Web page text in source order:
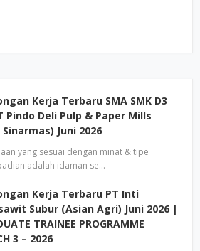
Kerja Terbaru SMA SMK D3
Pindo Deli Pulp & Paper Mills
Sinarmas) Juni 2026
yang sesuai dengan minat & tipe
adalah idaman se…
Kerja Terbaru PT Inti
Subur (Asian Agri) Juni 2026 |
TRAINEE PROGRAMME
3 – 2026